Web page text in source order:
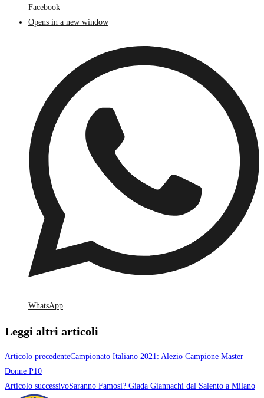
Facebook
Opens in a new window
WhatsApp
Leggi altri articoli
Articolo precedenteCampionato Italiano 2021: Alezio Campione Master
Donne P10
Articolo successivoSaranno Famosi? Giada Giannachi dal Salento a Milano